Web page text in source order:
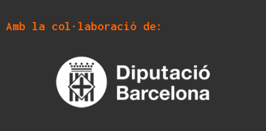
Amb la col·laboració de: